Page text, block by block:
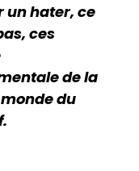
un hater, ce
ces
de la
du